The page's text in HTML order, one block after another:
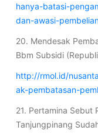
hanya-batasi-
dan-awasi-
20. Mendesak
Bbm Subsidi
http://rmol.id/
ak-pembatasan-
21. Pertamina Sebut
Tanjungpinang